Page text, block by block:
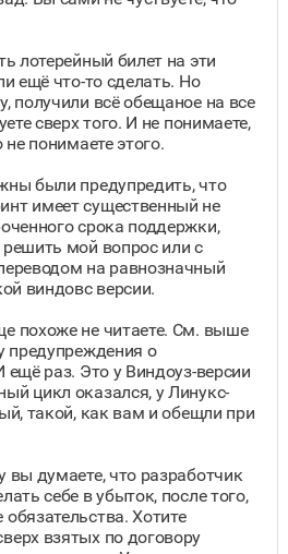
лотерейный билет на эти
ещё что-то сделать. Но
получили всё обещаное на все
сверх того. И не понимаете,
понимаете этого.
были предупредить, что
имеет существенный не
срока поддержки,
мой вопрос или с
на равнозначный
виндовс версии.
похоже не читаете. См. выше
предупреждения о
раз. Это у Виндоуз-версии
цикл оказался, у Линукс-
такой, как вам и обещли при
думаете, что разработчик
себе в убыток, после того,
Хотите
взятых по договору